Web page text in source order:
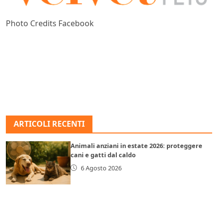
Photo Credits Facebook
ARTICOLI RECENTI
Animali anziani in estate 2026: proteggere
cani e gatti dal caldo
6 Agosto 2026